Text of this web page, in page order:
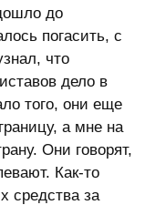
до
погасить, с
что
дело в
того, они еще
а мне на
Они говорят,
Как-то
средства за